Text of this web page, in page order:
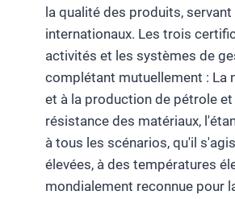
la qualité des produits,
internationaux. Les trois
activités et les systèmes de
complétant mutuellement : La
et à la production de pétrole
résistance des matériaux,
à tous les scénarios, qu'il
élevées, à des températures
mondialement reconnue pour